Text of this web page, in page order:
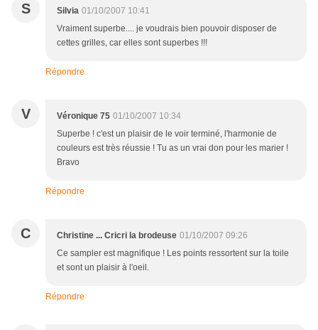
S Silvia 01/10/2007 10:41
Vraiment superbe.... je voudrais bien pouvoir disposer de
cettes grilles, car elles sont superbes !!!
Répondre
V Véronique 75 01/10/2007 10:34
Superbe ! c'est un plaisir de le voir terminé, l'harmonie de
couleurs est très réussie ! Tu as un vrai don pour les marier !
Bravo
Répondre
C Christine ... Cricri la brodeuse 01/10/2007 09:26
Ce sampler est magnifique ! Les points ressortent sur la toile
et sont un plaisir à l'oeil.
Répondre